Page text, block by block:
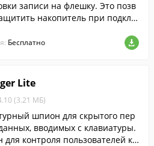
записи на флешку. Это позв
накопитель при подклю
проста и легка в исполь
Бесплатно
Lite
(3.21 МБ)
шпион для скрытого пер
вводимых с клавиатуры.
для контроля пользователей ко